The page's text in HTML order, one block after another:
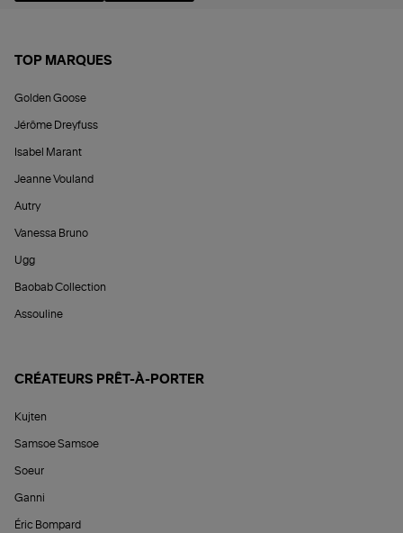
TOP MARQUES
Golden Goose
Jérôme Dreyfuss
Isabel Marant
Jeanne Vouland
Autry
Vanessa Bruno
Ugg
Baobab Collection
Assouline
CRÉATEURS PRÊT-À-PORTER
Kujten
Samsoe Samsoe
Soeur
Ganni
Éric Bompard